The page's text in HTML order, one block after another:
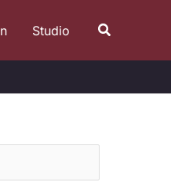
Studio